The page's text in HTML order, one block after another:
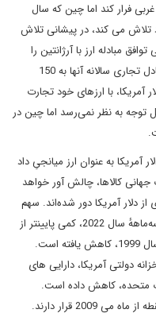
فرار کند اما چین که سال
تلاش می کند، در پیشانی تلاش
مبادله ارز با آرژانتین را
تمدید کرد و همچنین به تازگی با برزیل، که تبادل تجاری سالانه آنها به 150
آمریکا، با ارزهای خود تجارت
توجه به نظر نمی‌رسد اما چین در
آمریکا به عنوان ارز میانجیِ داد
کالاها، چالش آور خواهد
دلار آمریکا دور شده‌اند. سهم
دلار آمریکا از ذخایر ارزی جهانی در چهارمین سه‌ماههٔ سال 2022، کمی پایینتر از
60 درصد بود که نسبت به بیش از 70 درصد سال 1999، کاهش یافته است.
دولتی آمریکا، دارایی های
متحده، کاهش داده است.
قرار دارند.